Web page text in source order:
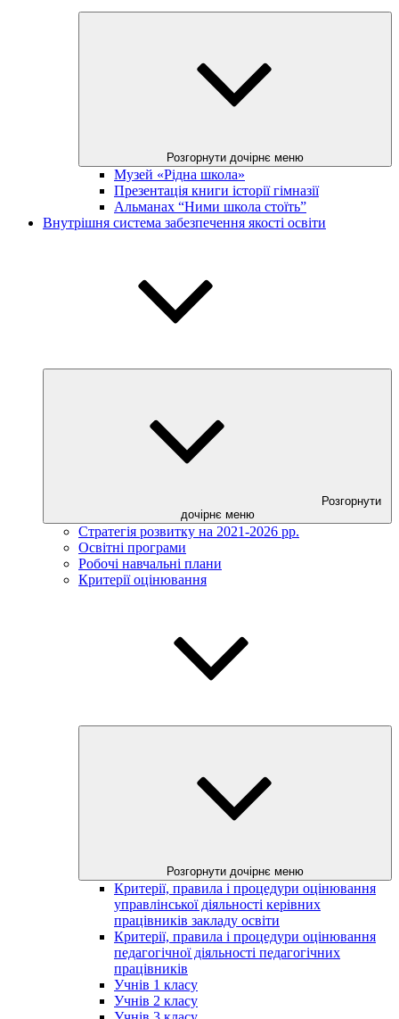
Розгорнути дочірнє меню
Музей «Рідна школа»
Презентація книги історії гімназії
Альманах “Ними школа стоїть”
Внутрішня система забезпечення якості освіти
Розгорнути
дочірнє меню
Стратегія розвитку на 2021-2026 рр.
Освітні програми
Робочі навчальні плани
Критерії оцінювання
Розгорнути дочірнє меню
Критерії, правила і процедури оцінювання
управлінської діяльності керівних
працівників закладу освіти
Критерії, правила і процедури оцінювання
педагогічної діяльності педагогічних
працівників
Учнів 1 класу
Учнів 2 класу